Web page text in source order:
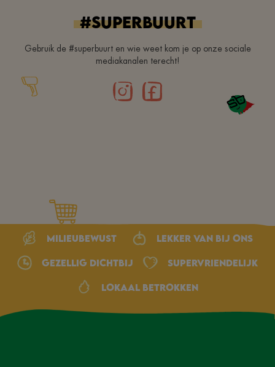
#superbuurt
Gebruik de #superbuurt en wie weet kom je op onze sociale
mediakanalen terecht!
Milieubewust Lekker van bij ons
Gezellig dichtbij Supervriendelijk
Lokaal betrokken